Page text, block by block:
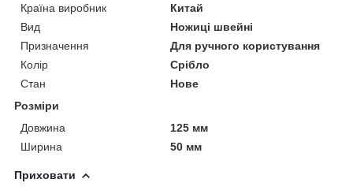
Країна виробник
Китай
Вид
Ножиці швейні
Призначення
Для ручного користування
Колір
Срібло
Стан
Нове
Розміри
Довжина
125 мм
Ширина
50 мм
Приховати